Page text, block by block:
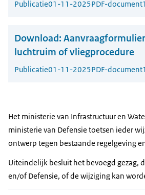
Publicatie01-11-2025PDF-document
Download:
luchtruim of vliegprocedure
Publicatie01-11-2025PDF-document
Het ministerie van Infrastructuur en
ministerie van Defensie toetsen ieder
ontwerp tegen bestaande regelgeving
Uiteindelijk besluit het bevoegd gezag,
en/of Defensie, of de wijziging kan